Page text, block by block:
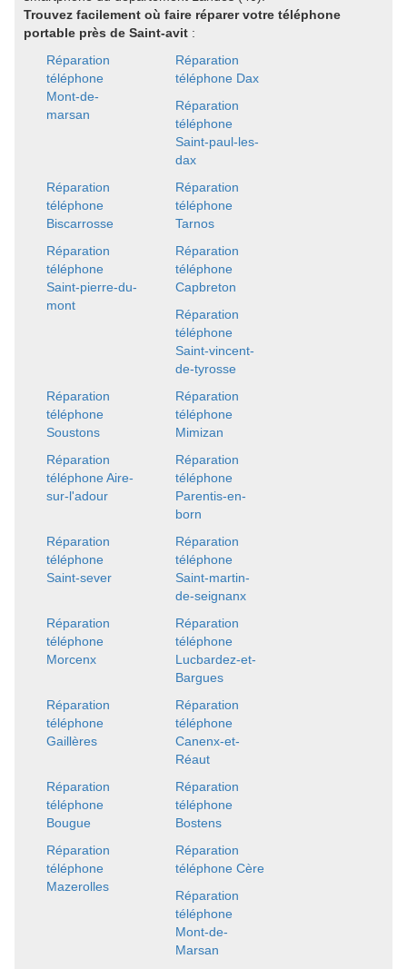
Trouvez facilement où faire réparer votre téléphone
portable près de Saint-avit :
Réparation
téléphone
Mont-de-
marsan
Réparation
téléphone Dax
Réparation
téléphone
Saint-paul-les-
dax
Réparation
téléphone
Biscarrosse
Réparation
téléphone
Tarnos
Réparation
téléphone
Saint-pierre-du-
mont
Réparation
téléphone
Capbreton
Réparation
téléphone
Saint-vincent-
de-tyrosse
Réparation
téléphone
Soustons
Réparation
téléphone
Mimizan
Réparation
téléphone Aire-
sur-l'adour
Réparation
téléphone
Parentis-en-
born
Réparation
téléphone
Saint-sever
Réparation
téléphone
Saint-martin-
de-seignanx
Réparation
téléphone
Morcenx
Réparation
téléphone
Lucbardez-et-
Bargues
Réparation
téléphone
Gaillères
Réparation
téléphone
Canenx-et-
Réaut
Réparation
téléphone
Bougue
Réparation
téléphone
Bostens
Réparation
téléphone
Mazerolles
Réparation
téléphone Cère
Réparation
téléphone
Mont-de-
Marsan